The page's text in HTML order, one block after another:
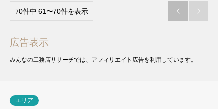
70件中 61〜70件を表示  
広告表示
みんなの工務店リサーチでは、アフィリエイト広告を利用しています。
エリア